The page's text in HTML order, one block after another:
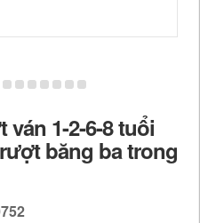
1-2-6-8 tuổi
băng ba trong